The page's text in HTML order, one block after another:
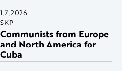
1.7.2026
SKP
Communists from Europe
and North America for
Cuba